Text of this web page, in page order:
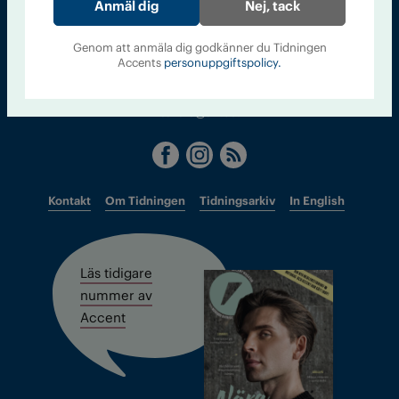
Tidningen Accent, A4, Bondegatan 21, 116 33 Stockholm
accent@iogt.se
Chefredaktör och ansvarig utgivare: Barbro Janson Lundkvist,
barbro@a4.se.
Kontakt Om Tidningen Tidningsarkiv In English
Läs tidigare
nummer av
Accent
Nej, tack
Genom att anmäla dig godkänner du Tidningen
Accents personuppgiftspolicy.